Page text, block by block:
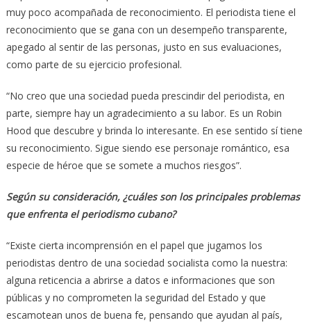
muy poco acompañada de reconocimiento. El periodista tiene el
reconocimiento que se gana con un desempeño transparente,
apegado al sentir de las personas, justo en sus evaluaciones,
como parte de su ejercicio profesional.
“No creo que una sociedad pueda prescindir del periodista, en
parte, siempre hay un agradecimiento a su labor. Es un Robin
Hood que descubre y brinda lo interesante. En ese sentido sí tiene
su reconocimiento. Sigue siendo ese personaje romántico, esa
especie de héroe que se somete a muchos riesgos”.
Según su consideración, ¿cuáles son los principales problemas
que enfrenta el periodismo cubano?
“Existe cierta incomprensión en el papel que jugamos los
periodistas dentro de una sociedad socialista como la nuestra:
alguna reticencia a abrirse a datos e informaciones que son
públicas y no comprometen la seguridad del Estado y que
escamotean unos de buena fe, pensando que ayudan al país,